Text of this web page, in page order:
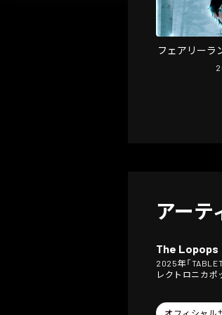
フェアリーラ
looking at
アーテ
The Lopops
2025年「
レクトロニカポ